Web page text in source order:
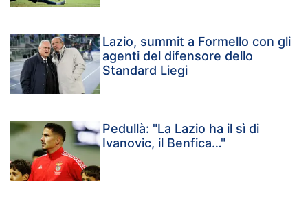
Lazio, summit a Formello con gli
agenti del difensore dello
Standard Liegi
Pedullà: "La Lazio ha il sì di
Ivanovic, il Benfica…"